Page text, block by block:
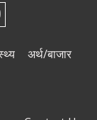
अर्थ/बाजार